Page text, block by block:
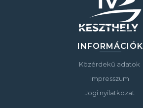
INFORMÁCIÓK
Közérdekű adatok
Impresszum
Jogi nyilatkozat